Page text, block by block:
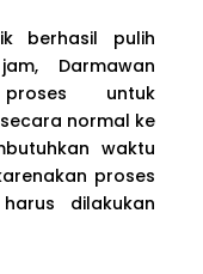
berhasil pulih
Darmawan
untuk
normal ke
waktu
proses
dilakukan